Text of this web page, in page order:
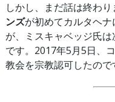
しかし、まだ話は終わり
ンズが初めてカルタヘ
が、ミスキャベッジ氏
です。2017年5月5日、
教会を宗教認可したので